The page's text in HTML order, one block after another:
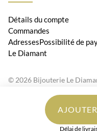
Délai de
Détails du compte
Commandes
AdressesPossibilité de
Le Diamant
© 2026 Bijouterie Le